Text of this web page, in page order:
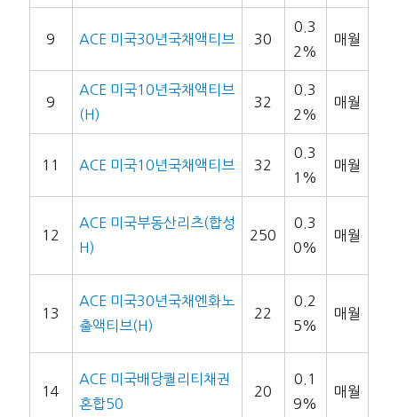
9 ACE 미국30년국채액티브 30
0.3
2%
매월
9
ACE 미국10년국채액티브
(H)
32
0.3
2%
매월
11 ACE 미국10년국채액티브 32
0.3
1%
매월
12
ACE 미국부동산리츠(합성
H)
250
0.3
0%
매월
13
ACE 미국30년국채엔화노
출액티브(H)
22
0.2
5%
매월
14
ACE 미국배당퀄리티채권
혼합50
20
0.1
9%
매월